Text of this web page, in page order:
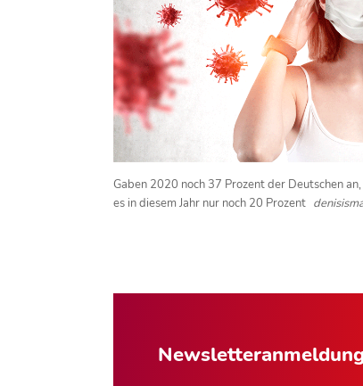
Gaben 2020 noch 37 Prozent der Deutschen
es in diesem Jahr nur noch 20 Prozent